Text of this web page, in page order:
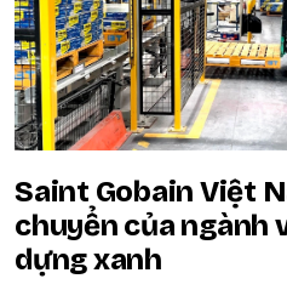
Saint Gobain Việt
chuyển của ngành
dựng xanh